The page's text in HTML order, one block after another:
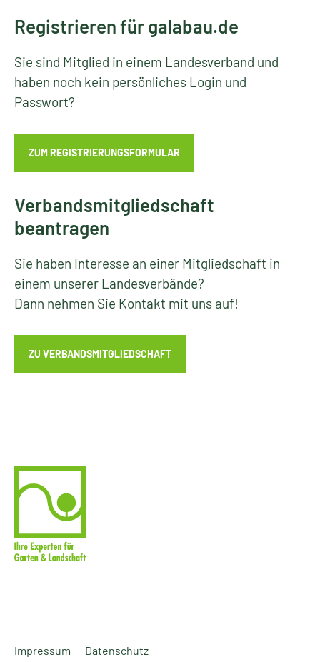
Registrieren für galabau.de
Sie sind Mitglied in einem Landesverband und
haben noch kein persönliches Login und
Passwort?
ZUM REGISTRIERUNGSFORMULAR
Verbandsmitgliedschaft
beantragen
Sie haben Interesse an einer Mitgliedschaft in
einem unserer Landesverbände?
Dann nehmen Sie Kontakt mit uns auf!
ZU VERBANDSMITGLIEDSCHAFT
Impressum Datenschutz